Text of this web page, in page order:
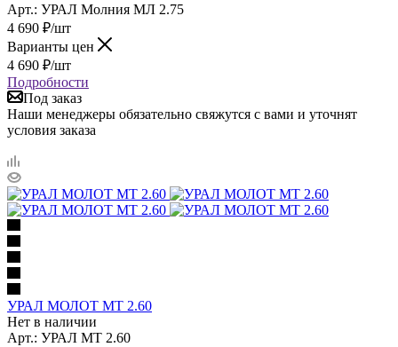
Арт.: УРАЛ Молния МЛ 2.75
4 690 ₽/шт
Варианты цен
4 690 ₽/шт
Подробности
Под заказ
Наши менеджеры обязательно свяжутся с вами и уточнят
условия заказа
УРАЛ МОЛОТ МТ 2.60
Нет в наличии
Арт.: УРАЛ МТ 2.60